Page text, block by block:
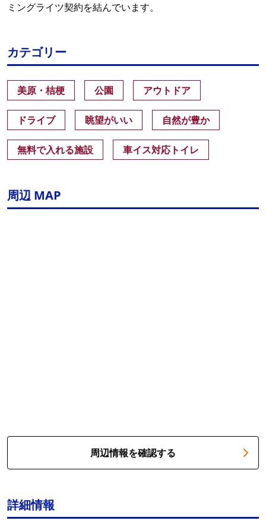
ミングライツ契約を結んでいます。
カテゴリー
美原・桔梗 公園 アウトドア
ドライブ 眺望がいい 自然が豊か
無料で入れる施設 車イス対応トイレ
周辺 MAP
周辺情報を確認する
詳細情報